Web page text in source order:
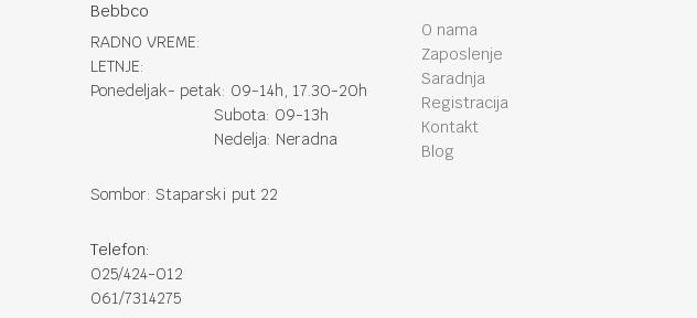
Bebbco
RADNO VREME:
LETNJE:
Ponedeljak- petak: 09-14h, 17.30-20h
Subota: 09-13h
Nedelja: Neradna
Sombor: Staparski put 22
Telefon:
025/424-012
061/7314275
O nama
Zaposlenje
Saradnja
Registracija
Kontakt
Blog